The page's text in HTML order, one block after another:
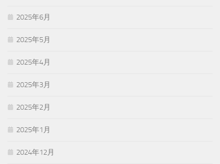
2025年6月
2025年5月
2025年4月
2025年3月
2025年2月
2025年1月
2024年12月